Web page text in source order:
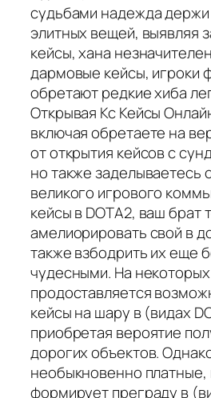
судьбами надежда
элитных вещей, выявляя
кейсы, хана
дармовые кейсы, игроки
обретают редкие хиба
Открывая Кс Кейсы
включая обретаете на
от открытия кейсов с
но также заделываетесь
великого игрового
кейсы в DOTA2, ваш брат
амелиорировать свой в
также взбодрить их еще
чудесными. На
продоставляется
кейсы на шару в (видах
приобретая вероятие
дорогих объектов.
необыкновенно платные,
формирует преграду в